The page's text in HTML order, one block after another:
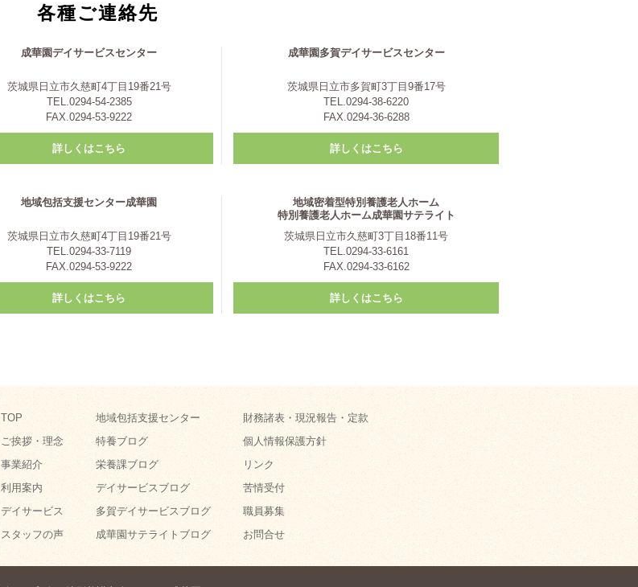
各種ご連絡先
成華園デイサービスセンター
茨城県日立市久慈町4丁目19番21号
TEL.0294-54-2385
FAX.0294-53-9222
詳しくはこちら
成華園多賀デイサービスセンター
茨城県日立市多賀町3丁目9番17号
TEL.0294-38-6220
FAX.0294-36-6288
詳しくはこちら
地域包括支援センター成華園
茨城県日立市久慈町4丁目19番21号
TEL.0294-33-7119
FAX.0294-53-9222
詳しくはこちら
地域密着型特別養護老人ホーム
特別養護老人ホーム成華園サテライト
茨城県日立市久慈町3丁目18番11号
TEL.0294-33-6161
FAX.0294-33-6162
詳しくはこちら
TOP
ご挨拶・理念
事業紹介
利用案内
デイサービス
スタッフの声
地域包括支援センター
特養ブログ
栄養課ブログ
デイサービスブログ
多賀デイサービスブログ
成華園サテライトブログ
財務諸表・現況報告・定款
個人情報保護方針
リンク
苦情受付
職員募集
お問合せ